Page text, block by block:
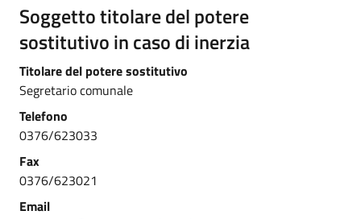
Soggetto titolare del potere
sostitutivo in caso di inerzia
Titolare del potere sostitutivo
Segretario comunale
Telefono
0376/623033
Fax
0376/623021
Email